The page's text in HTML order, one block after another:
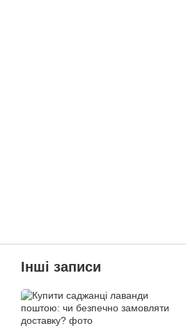
Інші записи